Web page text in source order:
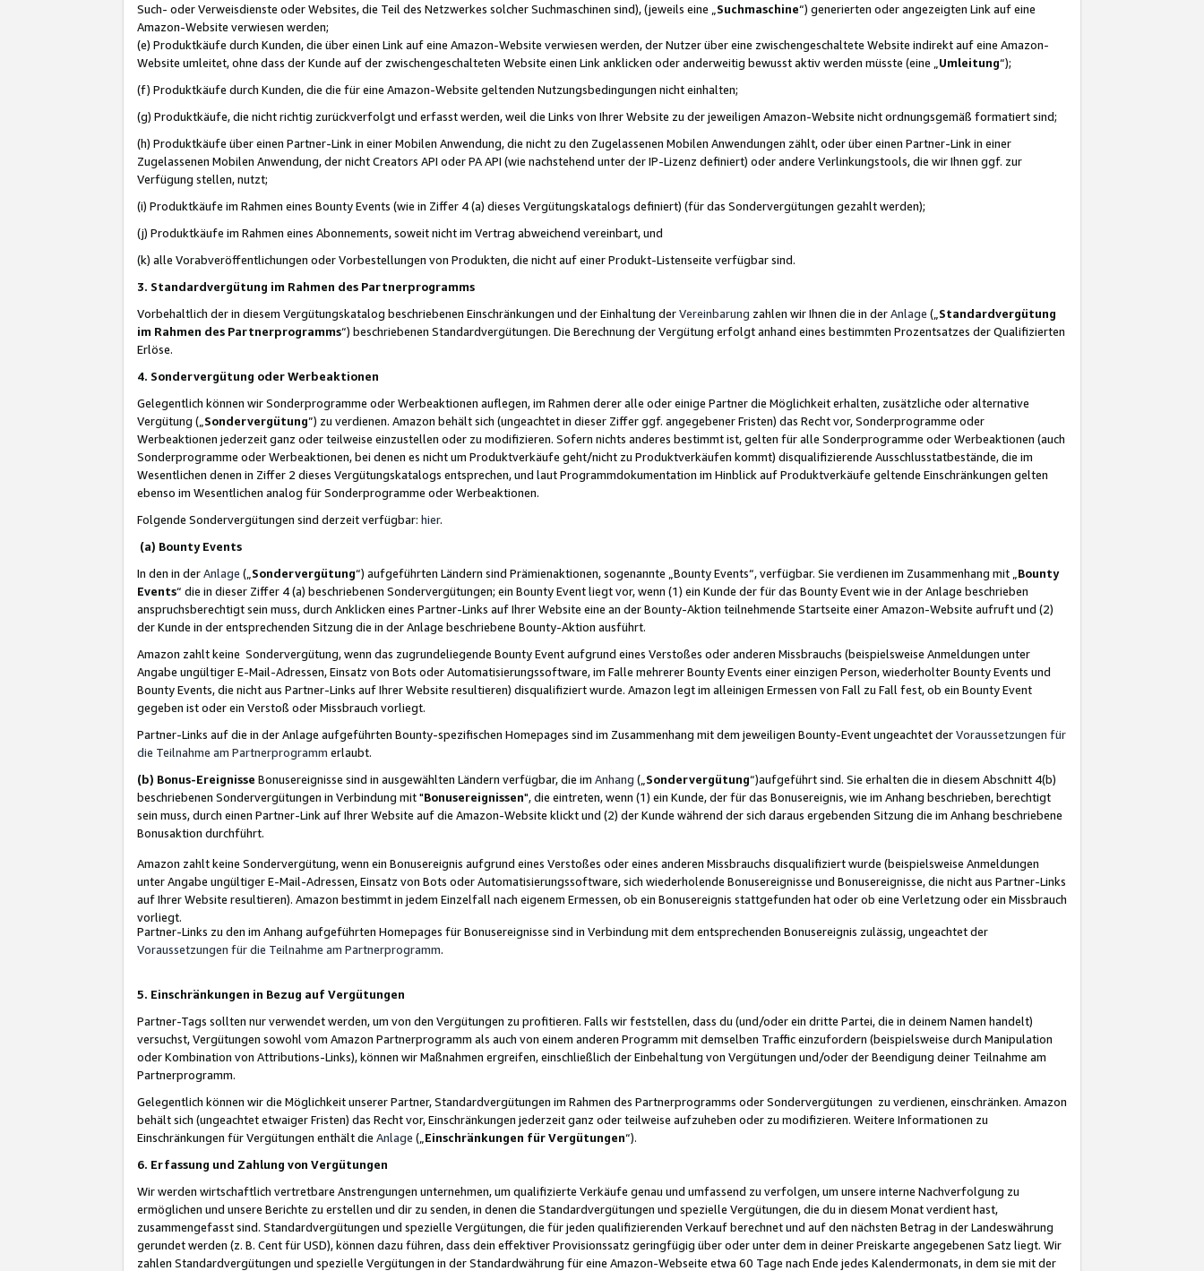
Such- oder Verweisdienste oder Websites, die Teil des Netzwerkes solcher Suchmaschinen sind), (jeweils eine „ Suchmaschine“) generierten oder angezeigten Link auf eine
Amazon-Website verwiesen werden;
(e) Produktkäufe durch Kunden, die über einen Link auf eine Amazon-Website verwiesen werden, der Nutzer über eine zwischengeschaltete Website indirekt auf eine Amazon-
Website umleitet, ohne dass der Kunde auf der zwischengeschalteten Website einen Link anklicken oder anderweitig bewusst aktiv werden müsste (eine „ Umleitung“);
(f) Produktkäufe durch Kunden, die die für eine Amazon-Website geltenden Nutzungsbedingungen nicht einhalten;
(g) Produktkäufe, die nicht richtig zurückverfolgt und erfasst werden, weil die Links von Ihrer Website zu der jeweiligen Amazon-Website nicht ordnungsgemäß formatiert sind;
(h) Produktkäufe über einen Partner-Link in einer Mobilen Anwendung, die nicht zu den Zugelassenen Mobilen Anwendungen zählt, oder über einen Partner-Link in einer
Zugelassenen Mobilen Anwendung, der nicht Creators API oder PA API (wie nachstehend unter der IP-Lizenz definiert) oder andere Verlinkungstools, die wir Ihnen ggf. zur
Verfügung stellen, nutzt;
(i) Produktkäufe im Rahmen eines Bounty Events (wie in Ziffer 4 (a) dieses Vergütungskatalogs definiert) (für das Sondervergütungen gezahlt werden);
(j) Produktkäufe im Rahmen eines Abonnements, soweit nicht im Vertrag abweichend vereinbart, und
(k) alle Vorabveröffentlichungen oder Vorbestellungen von Produkten, die nicht auf einer Produkt-Listenseite verfügbar sind.
3. Standardvergütung im Rahmen des Partnerprogramms
Vorbehaltlich der in diesem Vergütungskatalog beschriebenen Einschränkungen und der Einhaltung derVereinbarung zahlen wir Ihnen die in derAnlage („ Standardvergütung
im Rahmen des Partnerprogramms“) beschriebenen Standardvergütungen. Die Berechnung der Vergütung erfolgt anhand eines bestimmten Prozentsatzes der Qualifizierten
Erlöse.
4. Sondervergütung oder Werbeaktionen
Gelegentlich können wir Sonderprogramme oder Werbeaktionen auflegen, im Rahmen derer alle oder einige Partner die Möglichkeit erhalten, zusätzliche oder alternative
Vergütung („ Sondervergütung”) zu verdienen. Amazon behält sich (ungeachtet in dieser Ziffer ggf. angegebener Fristen) das Recht vor, Sonderprogramme oder
Werbeaktionen jederzeit ganz oder teilweise einzustellen oder zu modifizieren. Sofern nichts anderes bestimmt ist, gelten für alle Sonderprogramme oder Werbeaktionen (auch
Sonderprogramme oder Werbeaktionen, bei denen es nicht um Produktverkäufe geht/nicht zu Produktverkäufen kommt) disqualifizierende Ausschlusstatbestände, die im
Wesentlichen denen in Ziffer 2 dieses Vergütungskatalogs entsprechen, und laut Programmdokumentation im Hinblick auf Produktverkäufe geltende Einschränkungen gelten
ebenso im Wesentlichen analog für Sonderprogramme oder Werbeaktionen.
Folgende Sondervergütungen sind derzeit verfügbar: hier.
(a) Bounty Events
In den in derAnlage („ Sondervergütung“) aufgeführten Ländern sind Prämienaktionen, sogenannte „Bounty Events“, verfügbar. Sie verdienen im Zusammenhang mit „ Bounty
Events“ die in dieser Ziffer 4 (a) beschriebenen Sondervergütungen; ein Bounty Event liegt vor, wenn (1) ein Kunde der für das Bounty Event wie in der Anlage beschrieben
anspruchsberechtigt sein muss, durch Anklicken eines Partner-Links auf Ihrer Website eine an der Bounty-Aktion teilnehmende Startseite einer Amazon-Website aufruft und (2)
der Kunde in der entsprechenden Sitzung die in der Anlage beschriebene Bounty-Aktion ausführt.
Amazon zahlt keine Sondervergütung, wenn das zugrundeliegende Bounty Event aufgrund eines Verstoßes oder anderen Missbrauchs (beispielsweise Anmeldungen unter
Angabe ungültiger E-Mail-Adressen, Einsatz von Bots oder Automatisierungssoftware, im Falle mehrerer Bounty Events einer einzigen Person, wiederholter Bounty Events und
Bounty Events, die nicht aus Partner-Links auf Ihrer Website resultieren) disqualifiziert wurde. Amazon legt im alleinigen Ermessen von Fall zu Fall fest, ob ein Bounty Event
gegeben ist oder ein Verstoß oder Missbrauch vorliegt.
Partner-Links auf die in der Anlage aufgeführten Bounty-spezifischen Homepages sind im Zusammenhang mit dem jeweiligen Bounty-Event ungeachtet derVoraussetzungen für
die Teilnahme am Partnerprogramm erlaubt.
(b) Bonus-Ereignisse Bonusereignisse sind in ausgewählten Ländern verfügbar, die im Anhang („ Sondervergütung“)aufgeführt sind. Sie erhalten die in diesem Abschnitt 4(b)
beschriebenen Sondervergütungen in Verbindung mit "Bonusereignissen", die eintreten, wenn (1) ein Kunde, der für das Bonusereignis, wie im Anhang beschrieben, berechtigt
sein muss, durch einen Partner-Link auf Ihrer Website auf die Amazon-Website klickt und (2) der Kunde während der sich daraus ergebenden Sitzung die im Anhang beschriebene
Bonusaktion durchführt.
Amazon zahlt keine Sondervergütung, wenn ein Bonusereignis aufgrund eines Verstoßes oder eines anderen Missbrauchs disqualifiziert wurde (beispielsweise Anmeldungen
unter Angabe ungültiger E-Mail-Adressen, Einsatz von Bots oder Automatisierungssoftware, sich wiederholende Bonusereignisse und Bonusereignisse, die nicht aus Partner-Links
auf Ihrer Website resultieren). Amazon bestimmt in jedem Einzelfall nach eigenem Ermessen, ob ein Bonusereignis stattgefunden hat oder ob eine Verletzung oder ein Missbrauch
vorliegt.
Partner-Links zu den im Anhang aufgeführten Homepages für Bonusereignisse sind in Verbindung mit dem entsprechenden Bonusereignis zulässig, ungeachtet der
Voraussetzungen für die Teilnahme am Partnerprogramm.
5. Einschränkungen in Bezug auf Vergütungen
Partner-Tags sollten nur verwendet werden, um von den Vergütungen zu profitieren. Falls wir feststellen, dass du (und/oder ein dritte Partei, die in deinem Namen handelt)
versuchst, Vergütungen sowohl vom Amazon Partnerprogramm als auch von einem anderen Programm mit demselben Traffic einzufordern (beispielsweise durch Manipulation
oder Kombination von Attributions-Links), können wir Maßnahmen ergreifen, einschließlich der Einbehaltung von Vergütungen und/oder der Beendigung deiner Teilnahme am
Partnerprogramm.
Gelegentlich können wir die Möglichkeit unserer Partner, Standardvergütungen im Rahmen des Partnerprogramms oder Sondervergütungen zu verdienen, einschränken. Amazon
behält sich (ungeachtet etwaiger Fristen) das Recht vor, Einschränkungen jederzeit ganz oder teilweise aufzuheben oder zu modifizieren. Weitere Informationen zu
Einschränkungen für Vergütungen enthält die Anlage („ Einschränkungen für Vergütungen“).
6. Erfassung und Zahlung von Vergütungen
Wir werden wirtschaftlich vertretbare Anstrengungen unternehmen, um qualifizierte Verkäufe genau und umfassend zu verfolgen, um unsere interne Nachverfolgung zu
ermöglichen und unsere Berichte zu erstellen und dir zu senden, in denen die Standardvergütungen und spezielle Vergütungen, die du in diesem Monat verdient hast,
zusammengefasst sind. Standardvergütungen und spezielle Vergütungen, die für jeden qualifizierenden Verkauf berechnet und auf den nächsten Betrag in der Landeswährung
gerundet werden (z. B. Cent für USD), können dazu führen, dass dein effektiver Provisionssatz geringfügig über oder unter dem in deiner Preiskarte angegebenen Satz liegt. Wir
zahlen Standardvergütungen und spezielle Vergütungen in der Standardwährung für eine Amazon-Webseite etwa 60 Tage nach Ende jedes Kalendermonats, in dem sie mit der